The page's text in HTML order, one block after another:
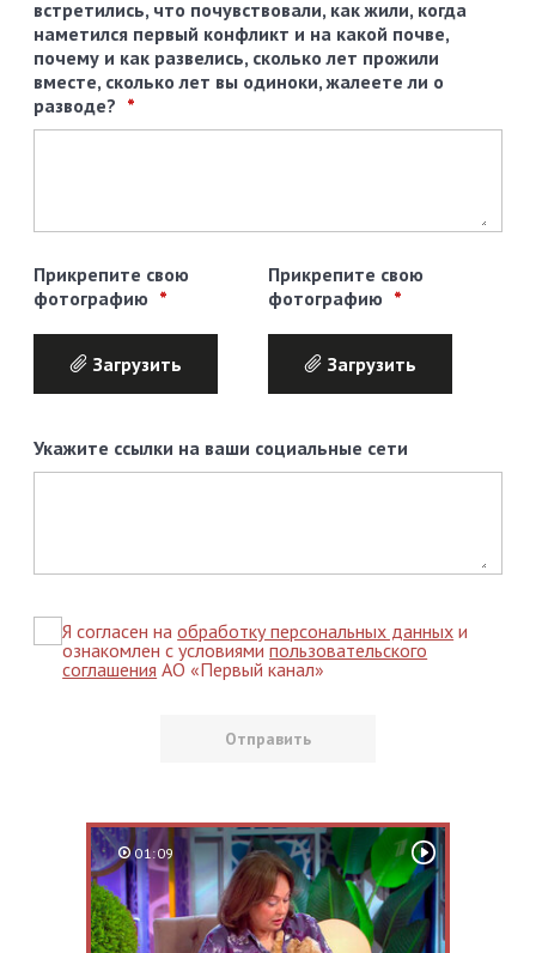
встретились, что почувствовали, как жили, когда
наметился первый конфликт и на какой почве,
почему и как развелись, сколько лет прожили
вместе, сколько лет вы одиноки, жалеете ли о
разводе?
Прикрепите свою
фотографию
Загрузить
Прикрепите свою
фотографию
Загрузить
Укажите ссылки на ваши социальные сети
Я согласен наобработку персональных данных и
ознакомлен с условиямипользовательского
соглашения АО «Первый канал»
01:09